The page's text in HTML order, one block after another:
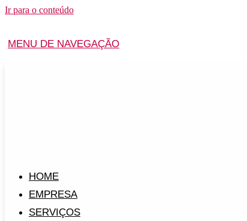
Ir para o conteúdo
MENU DE NAVEGAÇÃO
HOME
EMPRESA
SERVIÇOS